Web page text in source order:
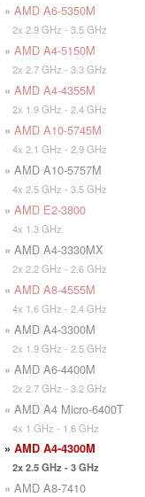
» AMD A6-5350M
2x 2.9 GHz - 3.5 GHz
» AMD A4-5150M
2x 2.7 GHz - 3.3 GHz
» AMD A4-4355M
2x 1.9 GHz - 2.4 GHz
» AMD A10-5745M
4x 2.1 GHz - 2.9 GHz
» AMD A10-5757M
4x 2.5 GHz - 3.5 GHz
» AMD E2-3800
4x 1.3 GHz
» AMD A4-3330MX
2x 2.2 GHz - 2.6 GHz
» AMD A8-4555M
4x 1.6 GHz - 2.4 GHz
» AMD A4-3300M
2x 1.9 GHz - 2.5 GHz
» AMD A6-4400M
2x 2.7 GHz - 3.2 GHz
» AMD A4 Micro-6400T
4x 1 GHz - 1.6 GHz
» AMD A4-4300M
2x 2.5 GHz - 3 GHz
» AMD A8-7410